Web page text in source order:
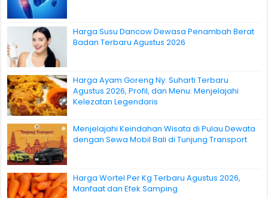
Harga Susu Dancow Dewasa Penambah Berat
Badan Terbaru Agustus 2026
Harga Ayam Goreng Ny. Suharti Terbaru
Agustus 2026, Profil, dan Menu: Menjelajahi
Kelezatan Legendaris
Menjelajahi Keindahan Wisata di Pulau Dewata
dengan Sewa Mobil Bali di Tunjung Transport
Harga Wortel Per Kg Terbaru Agustus 2026,
Manfaat dan Efek Samping